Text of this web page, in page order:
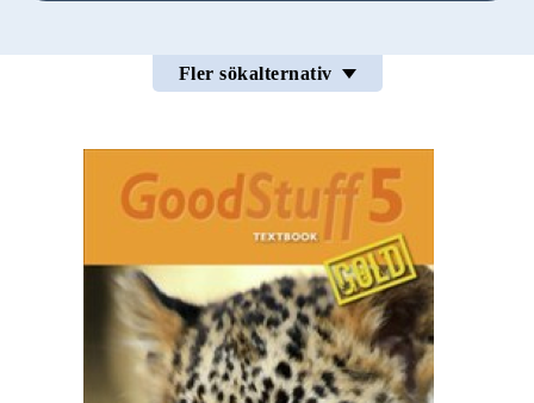
Fler sökalternativ